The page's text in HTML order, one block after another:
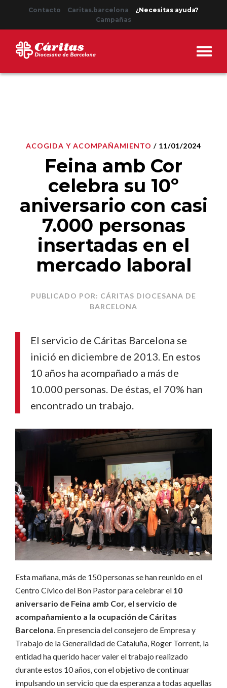
Contacto Caritas.barcelona
¿Necesitas ayuda?
Campañas
ACOGIDA Y ACOMPAÑAMIENTO / 11/01/2024
Feina amb Cor
celebra su 10º
aniversario con casi
7.000 personas
insertadas en el
mercado laboral
PUBLICADO POR: CÁRITAS DIOCESANA DE
BARCELONA
El servicio de Cáritas Barcelona se
inició en diciembre de 2013. En estos
10 años ha acompañado a más de
10.000 personas. De éstas, el 70% han
encontrado un trabajo.
Esta mañana, más de 150 personas se han reunido en el
Centro Cívico del Bon Pastor para celebrar el 10
aniversario de Feina amb Cor, el servicio de
acompañamiento a la ocupación de Cáritas
Barcelona En presencia del consejero de Empresa y
Trabajo de la Generalidad de Cataluña, Roger Torrent, la
entidad ha querido hacer valer el trabajo realizado
durante estos 10 años, con el objetivo de continuar
impulsando un servicio que da esperanza a todas aquellas